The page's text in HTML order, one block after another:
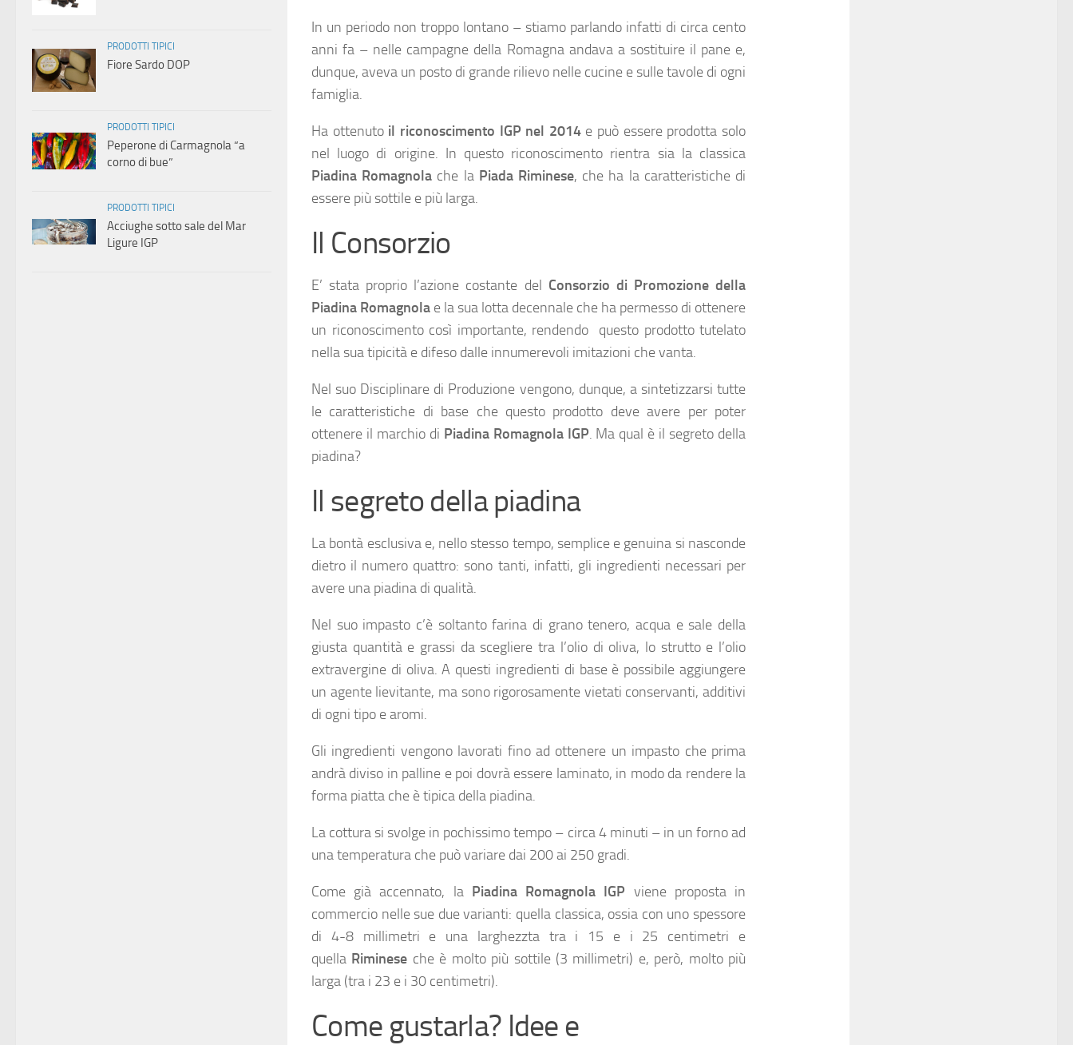
In un periodo non troppo lontano – stiamo parlando infatti di circa cento
anni fa – nelle campagne della Romagna andava a sostituire il pane e,
dunque, aveva un posto di grande rilievo nelle cucine e sulle tavole di ogni
famiglia.
Ha ottenuto il riconoscimento IGP nel 2014e può essere prodotta solo
nel luogo di origine. In questo riconoscimento rientra sia la classica
Piadina Romagnola che la Piada Riminese, che ha la caratteristiche di
essere più sottile e più larga.
Il Consorzio
E’ stata proprio l’azione costante del Consorzio di Promozione della
Piadina Romagnola e la sua lotta decennale che ha permesso di ottenere
un riconoscimento così importante, rendendo questo prodotto tutelato
nella sua tipicità e difeso dalle innumerevoli imitazioni che vanta.
Nel suo Disciplinare di Produzione vengono, dunque, a sintetizzarsi tutte
le caratteristiche di base che questo prodotto deve avere per poter
ottenere il marchio di Piadina Romagnola IGP. Ma qual è il segreto della
piadina?
Il segreto della piadina
La bontà esclusiva e, nello stesso tempo, semplice e genuina si nasconde
dietro il numero quattro: sono tanti, infatti, gli ingredienti necessari per
avere una piadina di qualità.
Nel suo impasto c’è soltanto farina di grano tenero, acqua e sale della
giusta quantità e grassi da scegliere tra l’olio di oliva, lo strutto e l’olio
extravergine di oliva. A questi ingredienti di base è possibile aggiungere
un agente lievitante, ma sono rigorosamente vietati conservanti, additivi
di ogni tipo e aromi.
Gli ingredienti vengono lavorati fino ad ottenere un impasto che prima
andrà diviso in palline e poi dovrà essere laminato, in modo da rendere la
forma piatta che è tipica della piadina.
La cottura si svolge in pochissimo tempo – circa 4 minuti – in un forno ad
una temperatura che può variare dai 200 ai 250 gradi.
Come già accennato, la Piadina Romagnola IGP viene proposta in
commercio nelle sue due varianti: quella classica, ossia con uno spessore
di 4-8 millimetri e una larghezzta tra i 15 e i 25 centimetri e
quella Riminese che è molto più sottile (3 millimetri) e, però, molto più
larga (tra i 23 e i 30 centimetri).
Come gustarla? Idee e
PRODOTTI TIPICI
Fiore Sardo DOP
PRODOTTI TIPICI
Peperone di Carmagnola “a
corno di bue”
PRODOTTI TIPICI
Acciughe sotto sale del Mar
Ligure IGP